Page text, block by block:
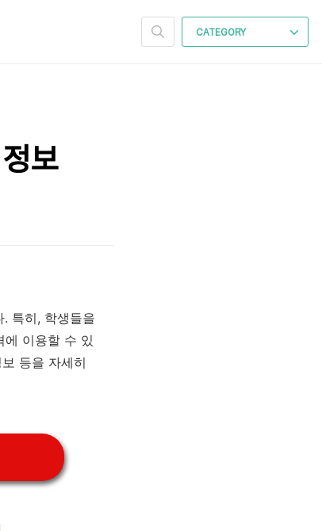
CATEGORY
보
특히, 학생들을
에 이용할 수 있
등을 자세히